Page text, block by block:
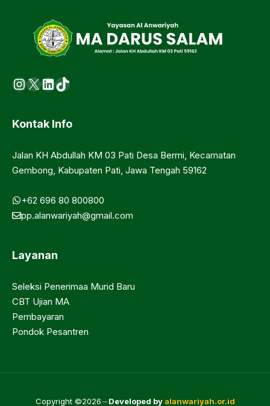
Instagram
X LinkedIn
https://www.tiktok.com/
Kontak Info
Jalan KH Abdullah KM 03 Pati Desa Bermi, Kecamatan
Gembong, Kabupaten Pati, Jawa Tengah 59162
+62 696 80 800800
pp.alanwariyah@gmail.com
Layanan
Seleksi Penerimaa Murid Baru
CBT Ujian MA
Pembayaran
Pondok Pesantren
Copyright ©2026 Developed byalanwariyah.or.id